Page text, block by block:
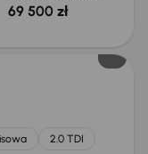
69 500 zł
2.0 TDI